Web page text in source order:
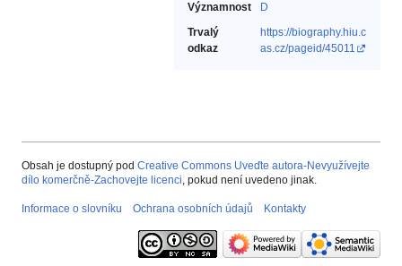
Významnost
D
Trvalý
odkaz
https://biography.hiu.c
as.cz/pageid/45011
Obsah je dostupný pod Creative Commons Uveďte autora-Nevyužívejte
dílo komerčně-Zachovejte licenci, pokud není uvedeno jinak.
Informace o slovníku Ochrana osobních údajů Kontakty